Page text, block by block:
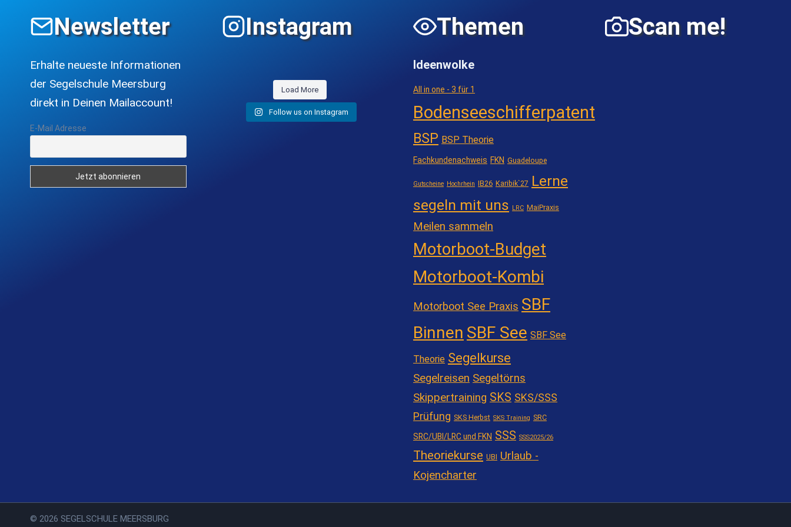
Newsletter
Erhalte neueste Informationen
der Segelschule Meersburg
direkt in Deinen Mailaccount!
E-Mail Adresse
Instagram
Load More
Follow us on Instagram
Themen
Ideenwolke
All in one - 3 für 1
Bodenseeschifferpatent
BSP BSP Theorie
Fachkundenachweis FKN Guadeloupe
Gutscheine Hochrhein IB26 Karibik`27 Lerne
segeln mit uns
LRC MaiPraxis
Meilen sammeln
Motorboot-Budget
Motorboot-Kombi
Motorboot See Praxis SBF
Binnen SBF See SBF See
Theorie Segelkurse
Segelreisen Segeltörns
Skippertraining SKS SKS/SSS
Prüfung SKS Herbst SKS Training SRC
SRC/UBI/LRC und FKN SSS SSS2025/26
Theoriekurse UBI Urlaub -
Kojencharter
Scan me!
© 2026 SEGELSCHULE MEERSBURG